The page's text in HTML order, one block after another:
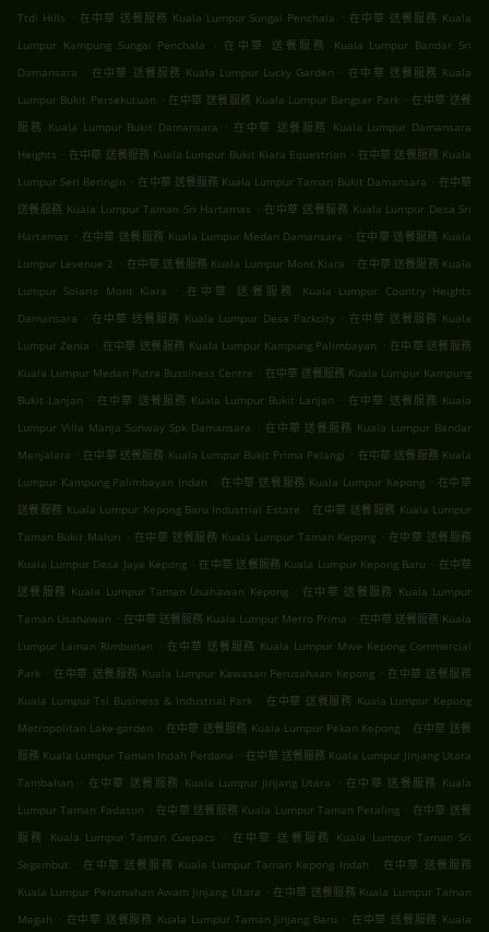
Ttdi Hills . 在中華 送餐服務 Kuala Lumpur Sungai Penchala . 在中華 送餐服務 Kuala
Lumpur Kampung Sungai Penchala
. 在中華 送餐服務 Kuala Lumpur Bandar Sri
Damansara . 在中華 送餐服務 Kuala Lumpur Lucky Garden . 在中華 送餐服務 Kuala
Lumpur Bukit Persekutuan . 在中華 送餐服務 Kuala Lumpur Bangsar Park . 在中華 送餐
服務 Kuala Lumpur Bukit Damansara . 在中華 送餐服務 Kuala Lumpur Damansara
Heights . 在中華 送餐服務 Kuala Lumpur Bukit Kiara Equestrian . 在中華 送餐服務 Kuala
Lumpur Seri Beringin . 在中華 送餐服務 Kuala Lumpur Taman Bukit Damansara . 在中華
送餐服務 Kuala Lumpur Taman Sri Hartamas . 在中華 送餐服務 Kuala Lumpur Desa Sri
Hartamas . 在中華 送餐服務 Kuala Lumpur Medan Damansara . 在中華 送餐服務 Kuala
Lumpur Levenue 2 . 在中華 送餐服務 Kuala Lumpur Mont Kiara . 在中華 送餐服務 Kuala
Lumpur Solaris Mont Kiara
.
在中華 送餐服務 Kuala Lumpur Country Heights
Damansara . 在中華 送餐服務 Kuala Lumpur Desa Parkcity . 在中華 送餐服務 Kuala
Lumpur Zenia . 在中華 送餐服務 Kuala Lumpur Kampung Palimbayan . 在中華 送餐服務
Kuala Lumpur Medan Putra Bussiness Centre . 在中華 送餐服務 Kuala Lumpur Kampung
Bukit Lanjan . 在中華 送餐服務 Kuala Lumpur Bukit Lanjan . 在中華 送餐服務 Kuala
Lumpur Villa Manja Sunway Spk Damansara . 在中華 送餐服務 Kuala Lumpur Bandar
Menjalara . 在中華 送餐服務 Kuala Lumpur Bukit Prima Pelangi . 在中華 送餐服務 Kuala
Lumpur Kampung Palimbayan Indah . 在中華 送餐服務 Kuala Lumpur Kepong . 在中華
送餐服務 Kuala Lumpur Kepong Baru Industrial Estate . 在中華 送餐服務 Kuala Lumpur
Taman Bukit Maluri . 在中華 送餐服務 Kuala Lumpur Taman Kepong . 在中華 送餐服務
Kuala Lumpur Desa Jaya Kepong . 在中華 送餐服務 Kuala Lumpur Kepong Baru . 在中華
送餐服務 Kuala Lumpur Taman Usahawan Kepong . 在中華 送餐服務 Kuala Lumpur
Taman Usahawan . 在中華 送餐服務 Kuala Lumpur Metro Prima . 在中華 送餐服務 Kuala
Lumpur Laman Rimbunan . 在中華 送餐服務 Kuala Lumpur Mwe Kepong Commercial
Park . 在中華 送餐服務 Kuala Lumpur Kawasan Perusahaan Kepong . 在中華 送餐服務
Kuala Lumpur Tsi Business & Industrial Park . 在中華 送餐服務 Kuala Lumpur Kepong
Metropolitan Lake-garden . 在中華 送餐服務 Kuala Lumpur Pekan Kepong . 在中華 送餐
服務 Kuala Lumpur Taman Indah Perdana . 在中華 送餐服務 Kuala Lumpur Jinjang Utara
Tambahan . 在中華 送餐服務 Kuala Lumpur Jinjang Utara . 在中華 送餐服務 Kuala
Lumpur Taman Fadason . 在中華 送餐服務 Kuala Lumpur Taman Petaling . 在中華 送餐
服務 Kuala Lumpur Taman Cuepacs
. 在中華 送餐服務 Kuala Lumpur Taman Sri
Segambut . 在中華 送餐服務 Kuala Lumpur Taman Kepong Indah . 在中華 送餐服務
Kuala Lumpur Perumahan Awam Jinjang Utara . 在中華 送餐服務 Kuala Lumpur Taman
Megah . 在中華 送餐服務 Kuala Lumpur Taman Jinjang Baru . 在中華 送餐服務 Kuala